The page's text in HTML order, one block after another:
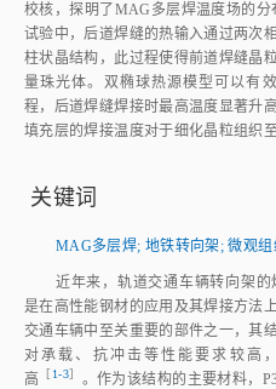
校核，探明了MAG多层焊温度场的
试验中，后道焊缝的热输入通过两次
柱状晶结构，此过程使得前道焊缝晶
量珠光体。双椭球热源模型可以有
程，后道焊缝焊接时最高温度显著升
填充层的焊接温度对于细化晶粒组织至
关键词
MAG多层焊; 地铁转向架;微观组
近年来，轨道交通车辆转向架
是在高性能钢材的应用及其焊接方法
交通车辆中至关重要的部件之一，其
对承载、抗冲击等性能要求较高
高
［ 1‑3］ 。作为该结构的主要材料，